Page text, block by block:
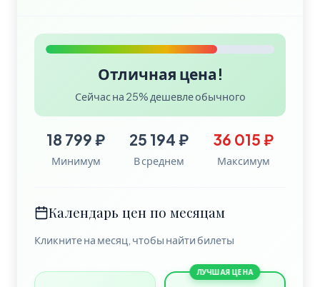
Отличная цена!
Сейчас на 25% дешевле обычного
18 799 ₽
Минимум
25 194 ₽
В среднем
36 015 ₽
Максимум
Календарь цен по месяцам
Кликните на месяц, чтобы найти билеты
ЛУЧШАЯ ЦЕНА